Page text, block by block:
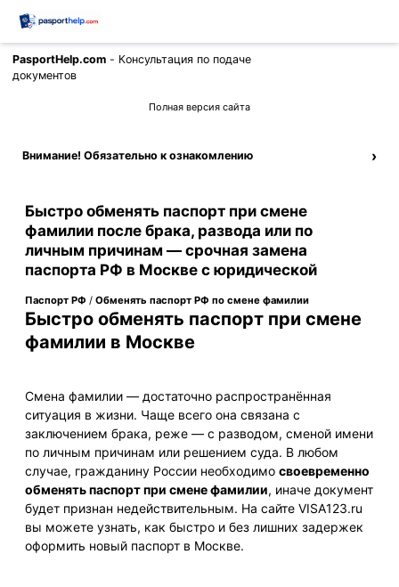
PasportHelp.com - Консультация по подаче
документов
Полная версия сайта
Внимание! Обязательно к ознакомлению ›
Быстро обменять паспорт при смене
фамилии после брака, развода или по
личным причинам — срочная замена
паспорта РФ в Москве с юридической
Паспорт РФ / Обменять паспорт РФ по смене фамилии
Быстро обменять паспорт при смене
фамилии в Москве
Смена фамилии — достаточно распространённая
ситуация в жизни. Чаще всего она связана с
заключением брака, реже — с разводом, сменой имени
по личным причинам или решением суда. В любом
случае, гражданину России необходимо своевременно
обменять паспорт при смене фамилии, иначе документ
будет признан недействительным. На сайте VISA123.ru
вы можете узнать, как быстро и без лишних задержек
оформить новый паспорт в Москве.